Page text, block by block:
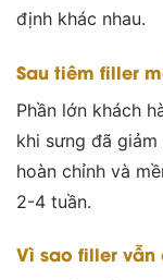
định khác nhau.
Sau tiêm filler
Phần lớn khách
khi sưng đã
hoàn chỉnh và
2-4 tuần.
Vì sao filler vẫn